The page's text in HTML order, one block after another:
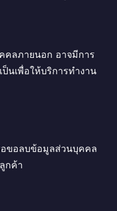
คลภายนอก อาจมีการ
นเพื่อให้บริการทำงาน
ขอลบข้อมูลส่วนบุคคล
กค้า